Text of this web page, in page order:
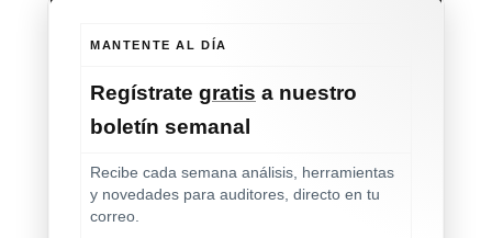
MANTENTE AL DÍA
Regístrate gratis a nuestro
boletín semanal
Recibe cada semana análisis, herramientas
y novedades para auditores, directo en tu
correo.